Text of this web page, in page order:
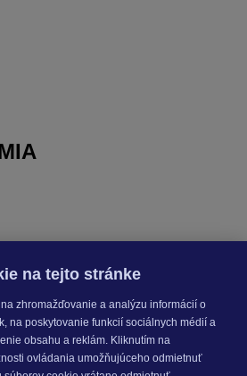
NOVINKY
Prihlásiť sa
na tejto stránke
zhromažďovanie a analýzu informácií o
na poskytovanie funkcií sociálnych médií a
obsahu a reklám. Kliknutím na
ovládania umožňujúceho odmietnuť